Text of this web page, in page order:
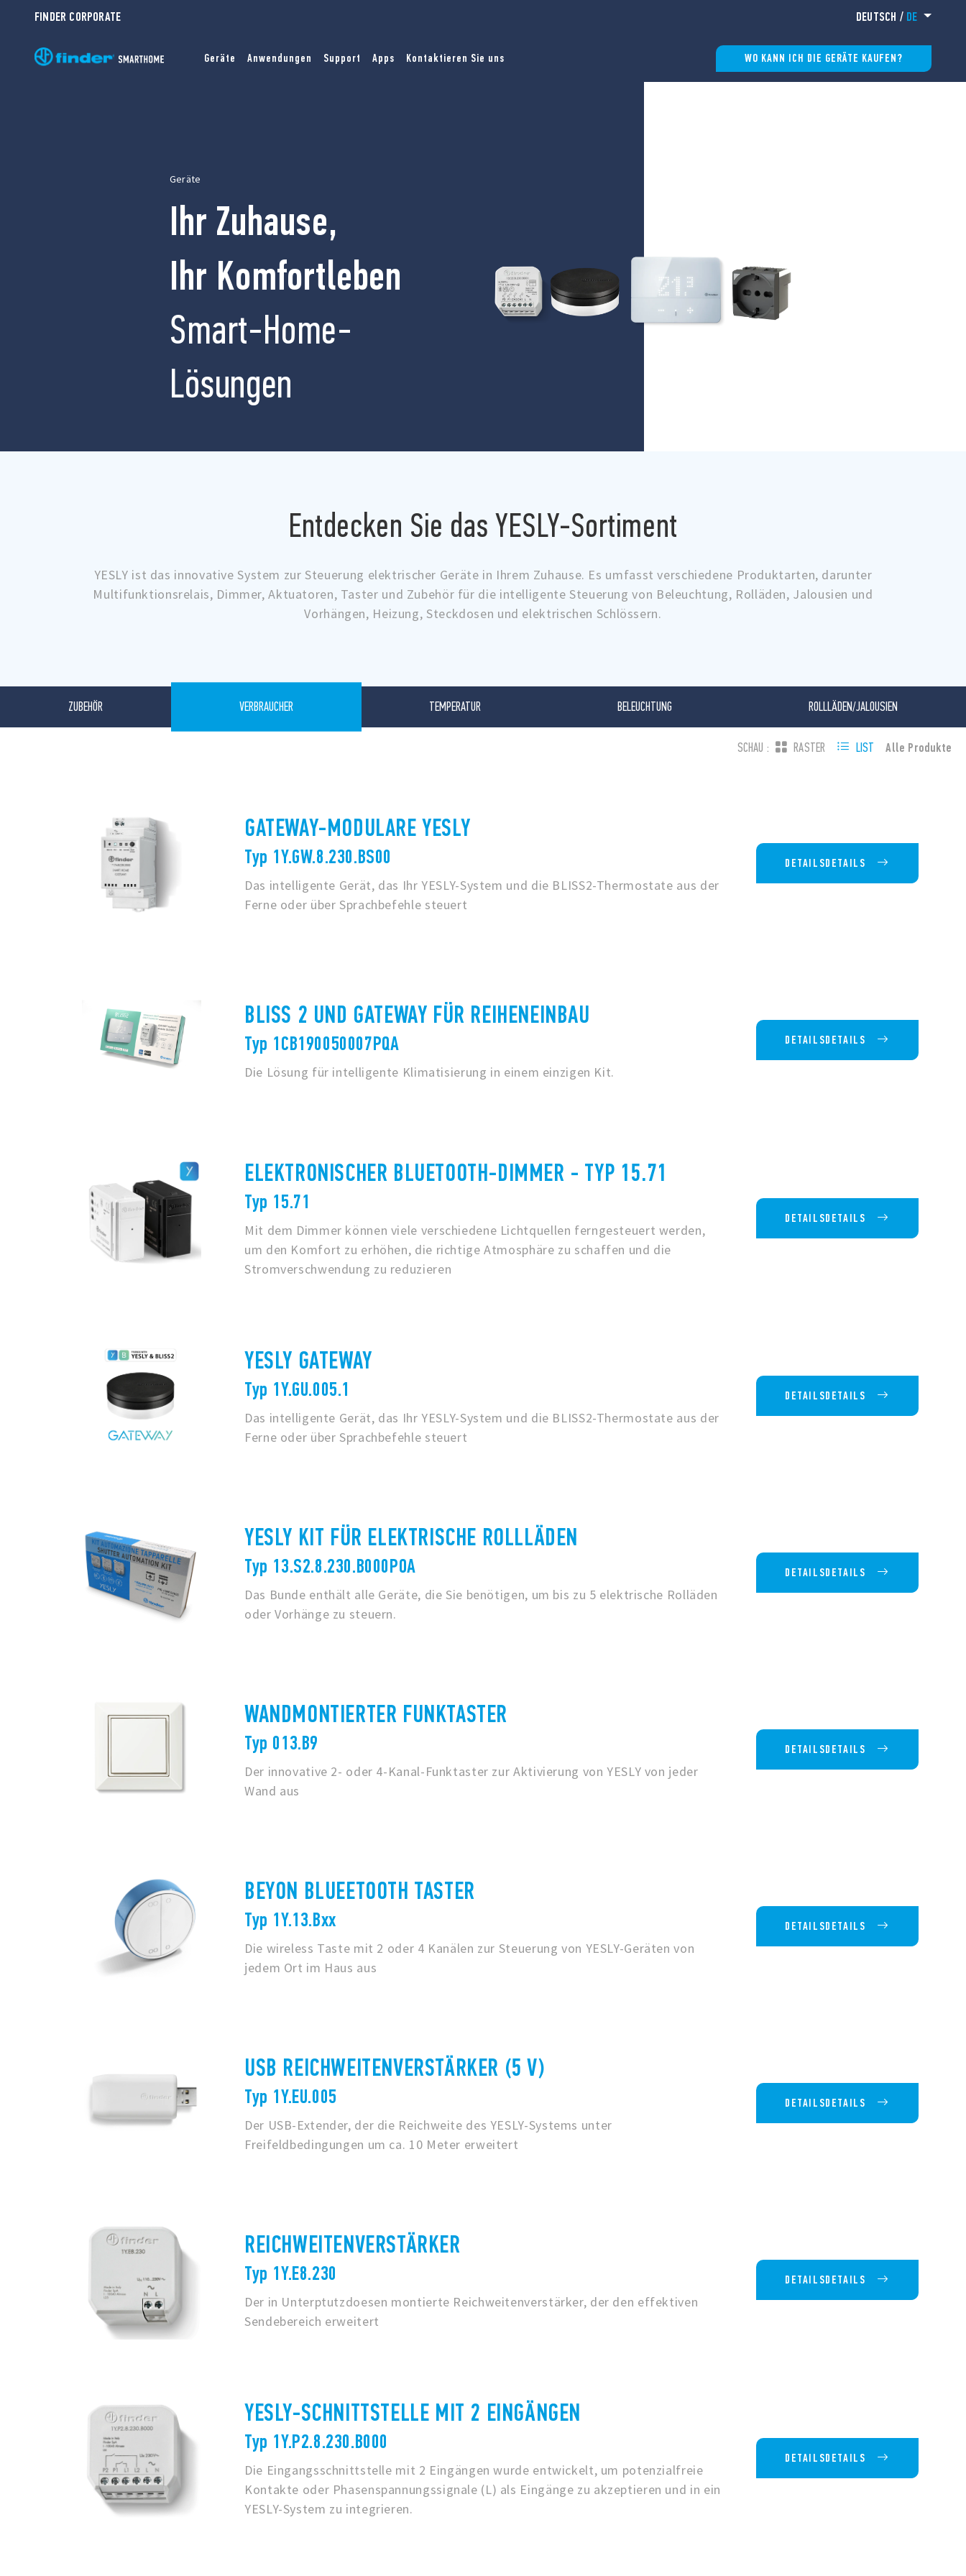
FINDER CORPORATE DEUTSCH / DE
Geräte Anwendungen Support Apps Kontaktieren Sie uns WO KANN ICH DIE GERÄTE KAUFEN?
Geräte
Ihr Zuhause,
Ihr Komfortleben
Smart-Home-
Lösungen
Entdecken Sie das YESLY-Sortiment
YESLY ist das innovative System zur Steuerung elektrischer Geräte in Ihrem Zuhause. Es umfasst verschiedene Produktarten, darunter
Multifunktionsrelais, Dimmer, Aktuatoren, Taster und Zubehör für die intelligente Steuerung von Beleuchtung, Rolläden, Jalousien und
Vorhängen, Heizung, Steckdosen und elektrischen Schlössern.
ZUBEHÖR VERBRAUCHER TEMPERATUR BELEUCHTUNG ROLLLÄDEN/JALOUSIEN
SCHAU : RASTER LIST Alle Produkte
GATEWAY-MODULARE YESLY
Typ 1Y.GW.8.230.BS00
Das intelligente Gerät, das Ihr YESLY-System und die BLISS2-Thermostate aus der
Ferne oder über Sprachbefehle steuert
DETAILSDETAILS
BLISS 2 UND GATEWAY FÜR REIHENEINBAU
Typ 1CB190050007PQA
Die Lösung für intelligente Klimatisierung in einem einzigen Kit.
DETAILSDETAILS
ELEKTRONISCHER BLUETOOTH-DIMMER - TYP 15.71
Typ 15.71
Mit dem Dimmer können viele verschiedene Lichtquellen ferngesteuert werden,
um den Komfort zu erhöhen, die richtige Atmosphäre zu schaffen und die
Stromverschwendung zu reduzieren
DETAILSDETAILS
YESLY GATEWAY
Typ 1Y.GU.005.1
Das intelligente Gerät, das Ihr YESLY-System und die BLISS2-Thermostate aus der
Ferne oder über Sprachbefehle steuert
DETAILSDETAILS
YESLY KIT FÜR ELEKTRISCHE ROLLLÄDEN
Typ 13.S2.8.230.B000POA
Das Bunde enthält alle Geräte, die Sie benötigen, um bis zu 5 elektrische Rolläden
oder Vorhänge zu steuern.
DETAILSDETAILS
WANDMONTIERTER FUNKTASTER
Typ 013.B9
Der innovative 2- oder 4-Kanal-Funktaster zur Aktivierung von YESLY von jeder
Wand aus
DETAILSDETAILS
BEYON BLUEETOOTH TASTER
Typ 1Y.13.Bxx
Die wireless Taste mit 2 oder 4 Kanälen zur Steuerung von YESLY-Geräten von
jedem Ort im Haus aus
DETAILSDETAILS
USB REICHWEITENVERSTÄRKER (5 V)
Typ 1Y.EU.005
Der USB-Extender, der die Reichweite des YESLY-Systems unter
Freifeldbedingungen um ca. 10 Meter erweitert
DETAILSDETAILS
REICHWEITENVERSTÄRKER
Typ 1Y.E8.230
Der in Unterptutzdoesen montierte Reichweitenverstärker, der den effektiven
Sendebereich erweitert
DETAILSDETAILS
YESLY-SCHNITTSTELLE MIT 2 EINGÄNGEN
Typ 1Y.P2.8.230.B000
Die Eingangsschnittstelle mit 2 Eingängen wurde entwickelt, um potenzialfreie
Kontakte oder Phasenspannungssignale (L) als Eingänge zu akzeptieren und in ein
YESLY-System zu integrieren.
DETAILSDETAILS